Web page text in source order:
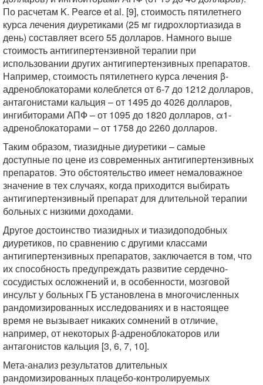
По расчетам K. Pearce et al. [9], стоимость пятилетнего
курса лечения диуретиками (25 мг гидрохлортиазида в
день) составляет всего 55 долларов. Намного выше
стоимость антигипертензивной терапии при
использовании других антигипертензивных препаратов.
Например, стоимость пятилетнего курса лечения β-
адреноблокаторами колеблется от 6-7 до 1212 долларов,
антагонистами кальция – от 1495 до 4026 долларов,
ингибиторами АПФ – от 1095 до 1820 долларов, α1-
адреноблокаторами – от 1758 до 2260 долларов.
Таким образом, тиазидные диуретики – самые
доступные по цене из современных антигипертензивных
препаратов. Это обстоятельство имеет немаловажное
значение в тех случаях, когда приходится выбирать
антигипертензивный препарат для длительной терапии
больных с низкими доходами.
Другое достоинство тиазидных и тиазидоподобных
диуретиков, по сравнению с другими классами
антигипертензивных препаратов, заключается в том, что
их способность предупреждать развитие сердечно-
сосудистых осложнений и, в особенности, мозговой
инсульт у больных ГБ установлена в многочисленных
рандомизированных исследованиях и в настоящее
время не вызывает никаких сомнений в отличие,
например, от некоторых β-адреноблокаторов или
антагонистов кальция [3, 6, 7, 10].
Мета-анализ результатов длительных
рандомизированных плацебо-контролируемых